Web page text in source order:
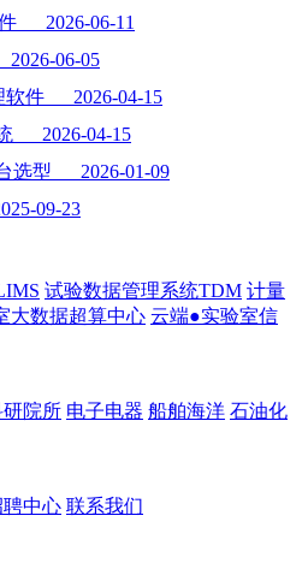
2026-06-11
06-05
软件 2026-04-15
2026-04-15
选型 2026-01-09
09-23
试验数据管理系统TDM 计量
大数据超算中心 云端●实验室信
研院所 电子电器 船舶海洋 石油化
聘中心 联系我们